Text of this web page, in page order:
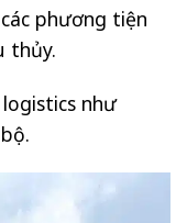
phương tiện
thủy.
như